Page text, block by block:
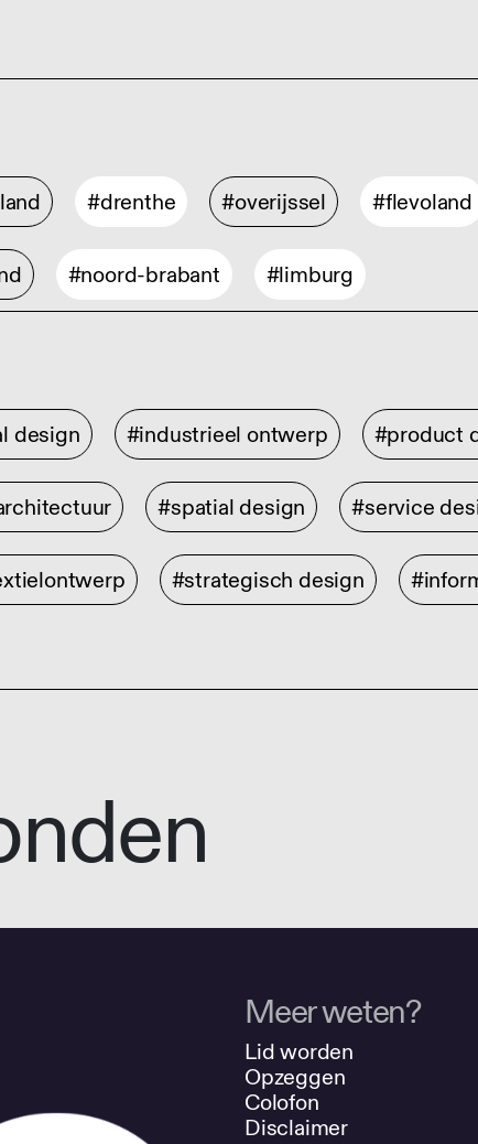
#drenthe #overijssel #flevoland
#noord-brabant #limburg
design #industrieel ontwerp #product
#spatial design #service
#strategisch design
Meer weten?
Lid worden
Opzeggen
Colofon
Disclaimer